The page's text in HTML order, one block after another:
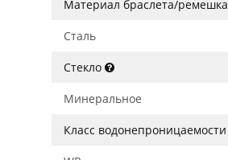
Материал браслета/ремешка
Сталь
Стекло
Минеральное
Класс водонепроницаемости